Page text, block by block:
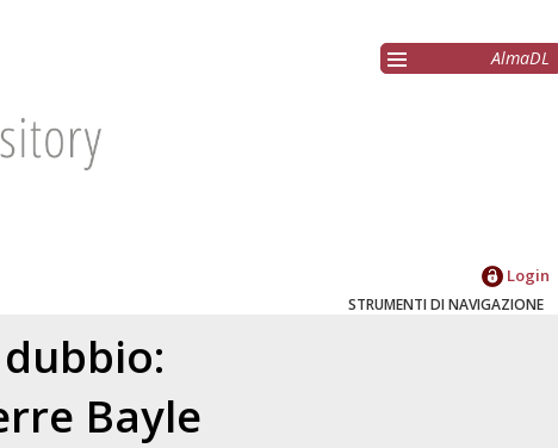
AlmaDL
Login
STRUMENTI DI NAVIGAZIONE
Bayle